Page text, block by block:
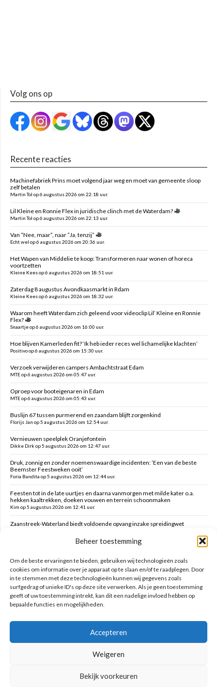
Beheer toestemming
Om de beste ervaringen te bieden, gebruiken wij technologieën zoals
cookies om informatie over je apparaat op te slaan en/of te raadplegen. Door
in te stemmen met deze technologieën kunnen wij gegevens zoals
surfgedrag of unieke ID's op deze site verwerken. Als je geen toestemming
geeft of uw toestemming intrekt, kan dit een nadelige invloed hebben op
bepaalde functies en mogelijkheden.
Accepteren
Weigeren
Bekijk voorkeuren
Volg ons op
Recente reacties
Machinefabriek Prins moet volgend jaar weg en moet van gemeente sloop
zelf betalen
Martin Tol op 6 augustus 2026 om 22:18 uur.
Lil Kleine en Ronnie Flex in juridische clinch met de Waterdam?
Martin Tol op 6 augustus 2026 om 22:13 uur.
Van “Nee, maar”, naar “Ja, tenzij”
Echt wel op 6 augustus 2026 om 20:36 uur.
Het Wapen van Middelie te koop: Transformeren naar wonen of horeca
voortzetten
Kleine Kees op 6 augustus 2026 om 18:51 uur.
Zaterdag 8 augustus Avondkaasmarkt in Rdam
Kleine Kees op 6 augustus 2026 om 18:32 uur.
Waarom heeft Waterdam zich geleend voor videoclip Lil’ Kleine en Ronnie
Flex?
Snaartje op 6 augustus 2026 om 16:00 uur.
Hoe blijven Kamerleden fit? ‘Ik heb ieder reces wel lichamelijke klachten’
Positivo op 6 augustus 2026 om 15:30 uur.
Verzoek verwijderen campers Ambachtstraat Edam
MTE op 6 augustus 2026 om 05:47 uur.
Oproep voor booteigenaren in Edam
MTE op 6 augustus 2026 om 05:43 uur.
Buslijn 67 tussen purmerend en zaandam blijft zorgenkind
Florijs Jan op 5 augustus 2026 om 12:54 uur.
Vernieuwen speelplek Oranjefontein
Dikke Dirk op 5 augustus 2026 om 12:47 uur.
Druk, zonnig en zonder noemenswaardige incidenten: ’Een van de beste
Beemster Feestweken ooit’
Foria Bandita op 5 augustus 2026 om 12:44 uur.
Feesten tot in de late uurtjes en daarna vanmorgen met milde kater o.a.
hekken kaaltrekken, doeken vouwen en terrein schoonmaken
Kim op 5 augustus 2026 om 12:41 uur.
Zaanstreek-Waterland biedt voldoende opvang inzake spreidingwet
Zoeken op deze site